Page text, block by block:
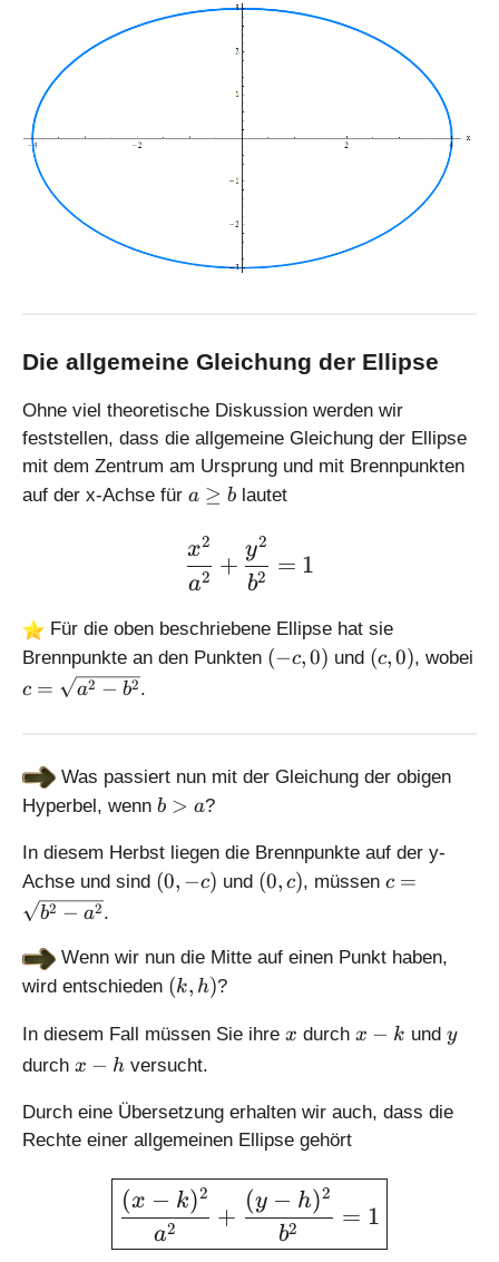
Die allgemeine Gleichung der Ellipse
Ohne viel theoretische Diskussion werden wir
feststellen, dass die allgemeine Gleichung der Ellipse
mit dem Zentrum am Ursprung und mit Brennpunkten
auf der x-Achse für a
g
e
b
a ≥ b lautet
\large \displaystyle
a2
x2
+
b2
y2
= 1
Für die oben beschriebene Ellipse hat sie
Brennpunkte an den Punkten (
)
(−c,0) und (
(c,0), wobei
c
q
rt
a
^
2
b
^
}
c = a2 − b2.
Was passiert nun mit der Gleichung der obigen
Hyperbel, wenn b
a
b > a?
In diesem Herbst liegen die Brennpunkte auf der y-
Achse und sind (
-
c
(0, −c) und (
c
(0, c), müssenc
s
{
2
-
^
c =
b2 − a2.
Wenn wir nun die Mitte auf einen Punkt haben,
wird entschieden (
,
h
(k, h)?
In diesem Fall müssen Sie ihre x
x durch x
x − k und y
y
durch x
h
x − h versucht.
Durch eine Übersetzung erhalten wir auch, dass die
Rechte einer allgemeinen Ellipse gehört
\large
a2
(x − k)2
+
b2
(y − h)2
= 1